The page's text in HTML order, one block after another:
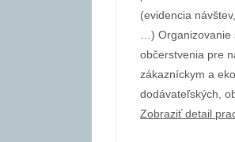
(evidencia
…)
občerstvenia pre
zákazníckym a
dodávateľských,
Zobraziť detail